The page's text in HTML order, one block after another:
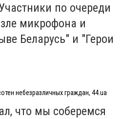
по очереди
микрофона и
Беларусь" и "Герои
небезразличных граждан, 44.ua
что мы соберемся